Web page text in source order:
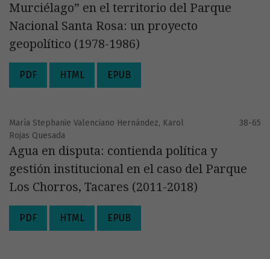
Murciélago” en el territorio del Parque
Nacional Santa Rosa: un proyecto
geopolítico (1978-1986)
PDF HTML EPUB
María Stephanie Valenciano Hernández, Karol
Rojas Quesada
38-65
Agua en disputa: contienda política y
gestión institucional en el caso del Parque
Los Chorros, Tacares (2011-2018)
PDF HTML EPUB